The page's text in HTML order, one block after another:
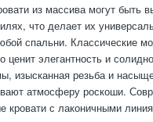
из массива могут быть
что делает их
спальни. Классические
ценит элегантность и
изысканная резьба и
атмосферу роскоши.
кровати с лаконичными